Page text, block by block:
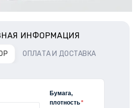
ИНФОРМАЦИЯ
ОПЛАТА И ДОСТАВКА
Бумага,
плотность*